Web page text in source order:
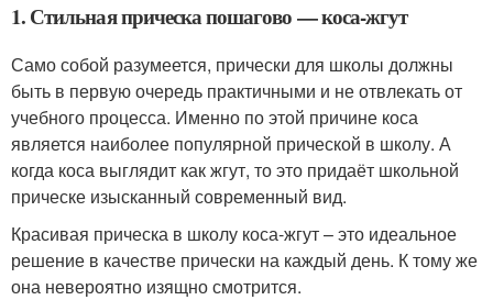
1. Стильная прическа пошагово — коса-жгут
Само собой разумеется, прически для школы должны
быть в первую очередь практичными и не отвлекать от
учебного процесса. Именно по этой причине коса
является наиболее популярной прической в школу. А
когда коса выглядит как жгут, то это придаёт школьной
прическе изысканный современный вид.
Красивая прическа в школу коса-жгут – это идеальное
решение в качестве прически на каждый день. К тому же
она невероятно изящно смотрится.